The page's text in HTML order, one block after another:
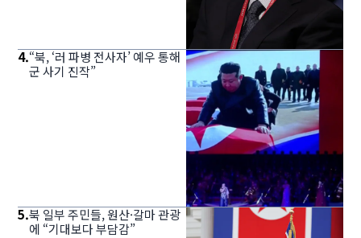
4.“북, ‘러 파병 전사자’ 예우 통해
군 사기 진작”
5.북 일부 주민들, 원산·갈마 관광
에 “기대보다 부담감”